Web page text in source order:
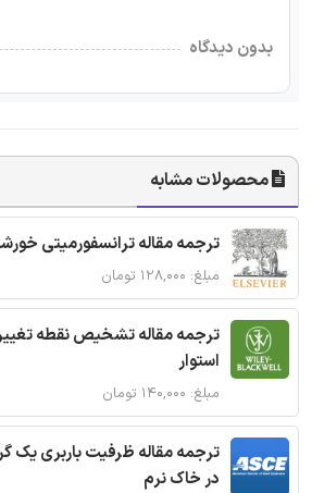
بدون دیدگاه
محصولات مشابه
ترجمه مقاله ترانسفورمیتی
مبلغ: ۱۲۸,۰۰۰ تومان
ترجمه مقاله تشخیص نقطه تغییر
استوار
مبلغ: ۱۴۰,۰۰۰ تومان
ترجمه مقاله ظرفیت باربری یک
در خاک نرم